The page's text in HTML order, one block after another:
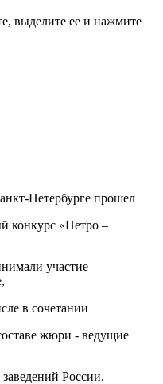
выделите ее и нажмите
Петербурге прошел
конкурс «Петро –
участие
в сочетании
жюри - ведущие
России,